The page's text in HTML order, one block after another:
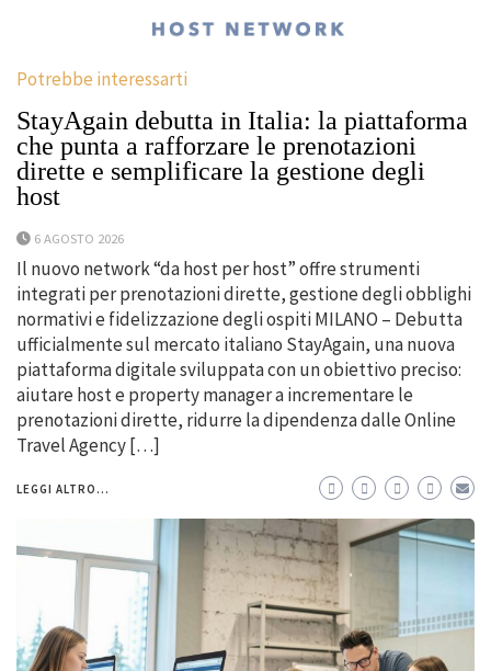
Potrebbe interessarti
StayAgain debutta in Italia: la piattaforma
che punta a rafforzare le prenotazioni
dirette e semplificare la gestione degli
host
6 AGOSTO 2026
Il nuovo network “da host per host” offre strumenti
integrati per prenotazioni dirette, gestione degli obblighi
normativi e fidelizzazione degli ospiti MILANO – Debutta
ufficialmente sul mercato italiano StayAgain, una nuova
piattaforma digitale sviluppata con un obiettivo preciso:
aiutare host e property manager a incrementare le
prenotazioni dirette, ridurre la dipendenza dalle Online
Travel Agency […]
LEGGI ALTRO...